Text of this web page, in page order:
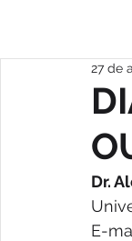
27 de
Dr.
E-